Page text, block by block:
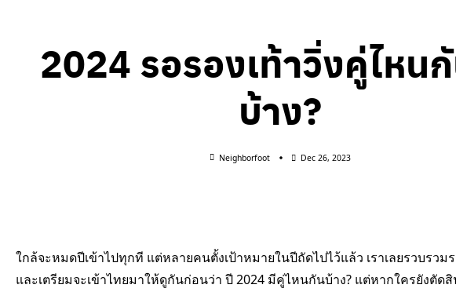
2024 รอรองเท้าวิ่งคู่ไหน
บ้าง?
Neighborfoot Dec 26, 2023
ใกล้จะหมดปีเข้าไปทุกที แต่หลายคนตั้งเป้าหมายในปีถัดไปไว้แล้ว เราเลยรวบรวม
และเตรียมจะเข้าไทยมาให้ดูกันก่อนว่า ปี 2024 มีคู่ไหนกันบ้าง? แต่หากใครยังตัดสิ